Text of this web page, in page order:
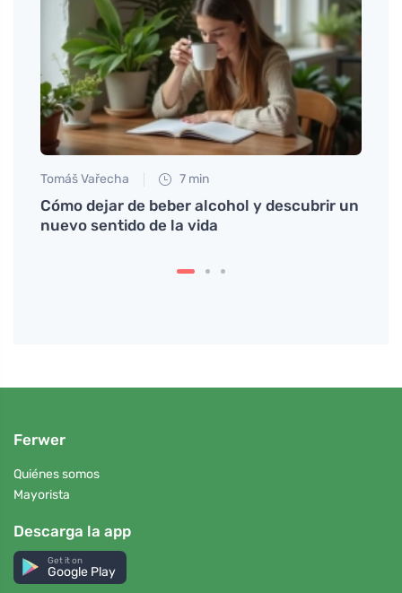
Tomáš Vařecha 7 min
Cómo dejar de beber alcohol y descubrir un
nuevo sentido de la vida
Ferwer
Quiénes somos
Mayorista
Descarga la app
Get it on
Google Play